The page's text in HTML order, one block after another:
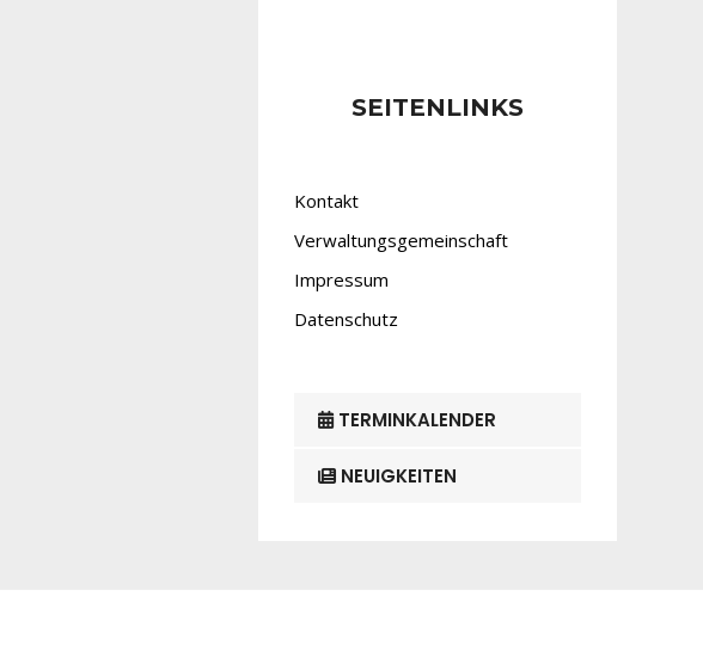
SEITENLINKS
Kontakt
Verwaltungsgemeinschaft
Impressum
Datenschutz
TERMINKALENDER
NEUIGKEITEN